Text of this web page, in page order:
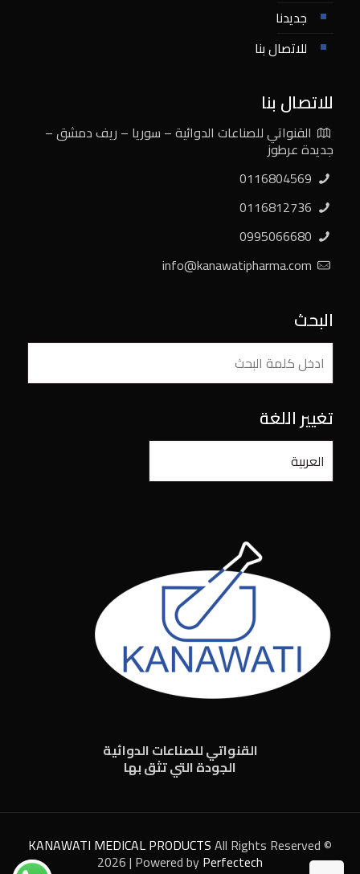
جديدنا
للاتصال بنا
للاتصال بنا
القنواتي للصناعات الدوائية – سوريا – ريف دمشق –
جديدة عرطوز
البحث
تغيير اللغة
القنواتي للصناعات الدوائية
الجودة التي تثق بها
KANAWATI MEDICAL PRODUCTSAll Rights Reserved ©
2026 | Powered byPerfectech